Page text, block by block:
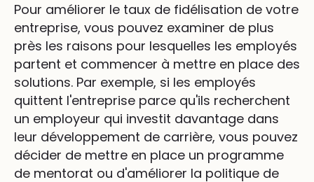
Pour améliorer le taux de fidélisation de votre
entreprise, vous pouvez examiner de plus
près les raisons pour lesquelles les employés
partent et commencer à mettre en place des
solutions. Par exemple, si les employés
quittent l'entreprise parce qu'ils recherchent
un employeur qui investit davantage dans
leur développement de carrière, vous pouvez
décider de mettre en place un programme
de mentorat ou d'améliorer la politique de